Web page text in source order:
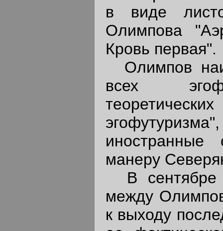
в виде
Олимпова
Кровь первая".
Олимпов
всех
манеру
В сентябре
между
к выходу